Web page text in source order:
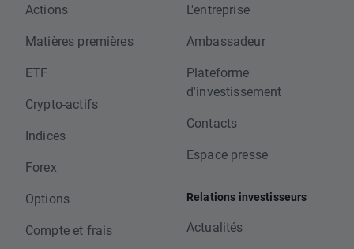
Actions
Matières premières
ETF
Crypto-actifs
Indices
Forex
Options
Compte et frais
L'entreprise
Ambassadeur
Plateforme
d'investissement
Contacts
Espace presse
Relations investisseurs
Actualités